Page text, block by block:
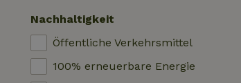
Autoladestation
Schwimmbecken (geteilt)
Rollstuhlfreundlich
Hütte
Safari-Zelt
Auf einer Insel
Nachhaltigkeit
Öffentliche Verkehrsmittel
100% erneuerbare Energie